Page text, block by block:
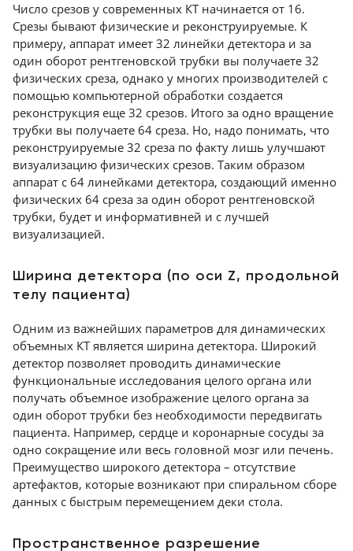
Число срезов у современных КТ начинается от 16.
Срезы бывают физические и реконструируемые. К
примеру, аппарат имеет 32 линейки детектора и за
один оборот рентгеновской трубки вы получаете 32
физических среза, однако у многих производителей с
помощью компьютерной обработки создается
реконструкция еще 32 срезов. Итого за одно вращение
трубки вы получаете 64 среза. Но, надо понимать, что
реконструируемые 32 среза по факту лишь улучшают
визуализацию физических срезов. Таким образом
аппарат с 64 линейками детектора, создающий именно
физических 64 среза за один оборот рентгеновской
трубки, будет и информативней и с лучшей
визуализацией.
Ширина детектора (по оси Z, продольной
телу пациента)
Одним из важнейших параметров для динамических
объемных КТ является ширина детектора. Широкий
детектор позволяет проводить динамические
функциональные исследования целого органа или
получать объемное изображение целого органа за
один оборот трубки без необходимости передвигать
пациента. Например, сердце и коронарные сосуды за
одно сокращение или весь головной мозг или печень.
Преимущество широкого детектора – отсутствие
артефактов, которые возникают при спиральном сборе
данных с быстрым перемещением деки стола.
Пространственное разрешение